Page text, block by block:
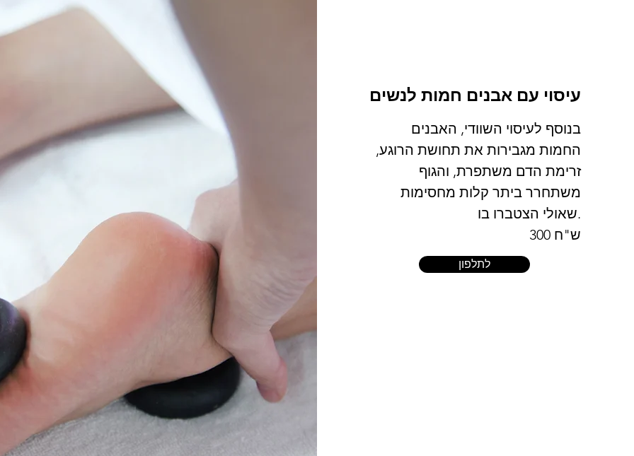
עיסוי עם אבנים חמות לנשים
בנוסף לעיסוי השוודי, האבנים
החמות מגבירות את תחושת הרוגע,
זרימת הדם משתפרת, והגוף
משתחרר ביתר קלות מחסימות
שאולי הצטברו בו.
300 ש"ח
לתלפון